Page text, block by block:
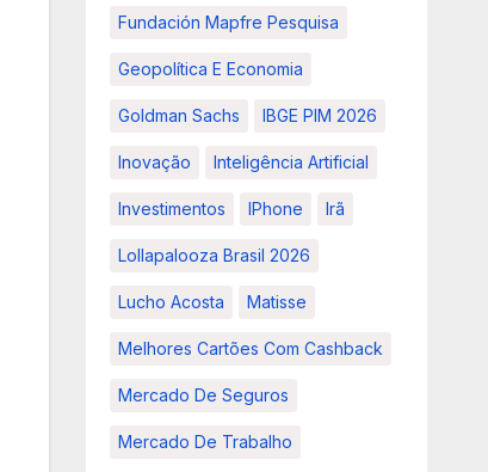
Fundación Mapfre Pesquisa
Geopolítica E Economia
Goldman Sachs IBGE PIM 2026
Inovação Inteligência Artificial
Investimentos IPhone Irã
Lollapalooza Brasil 2026
Lucho Acosta Matisse
Melhores Cartões Com Cashback
Mercado De Seguros
Mercado De Trabalho